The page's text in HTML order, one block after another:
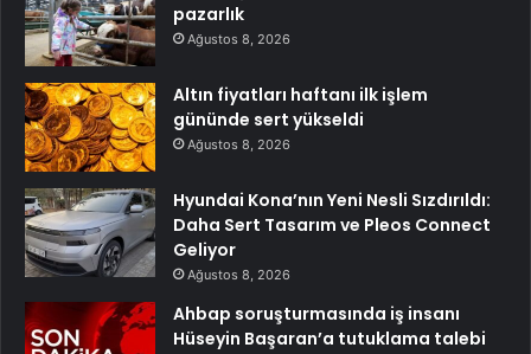
pazarlık
Ağustos 8, 2026
Altın fiyatları haftanı ilk işlem
gününde sert yükseldi
Ağustos 8, 2026
Hyundai Kona’nın Yeni Nesli Sızdırıldı:
Daha Sert Tasarım ve Pleos Connect
Geliyor
Ağustos 8, 2026
Ahbap soruşturmasında iş insanı
Hüseyin Başaran’a tutuklama talebi